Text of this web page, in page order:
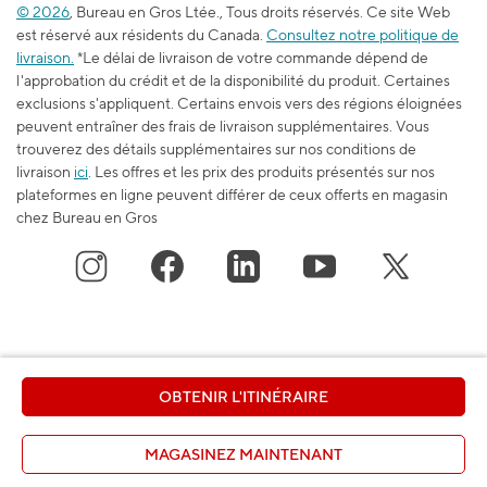
MAGASINEZ MAINTENANT
OBTENIR L'ITINÉRAIRE
Blogue du travail et de l’apprentissage
Durabilité
© 2026 , Bureau en Gros Ltée., Tous droits réservés. Ce site Web
est réservé aux résidents du Canada. Consultez notre politique de
livraison. *Le délai de livraison de votre commande dépend de
l'approbation du crédit et de la disponibilité du produit. Certaines
exclusions s'appliquent. Certains envois vers des régions éloignées
peuvent entraîner des frais de livraison supplémentaires. Vous
trouverez des détails supplémentaires sur nos conditions de
livraison ici . Les offres et les prix des produits présentés sur nos
plateformes en ligne peuvent différer de ceux offerts en magasin
chez Bureau en Gros